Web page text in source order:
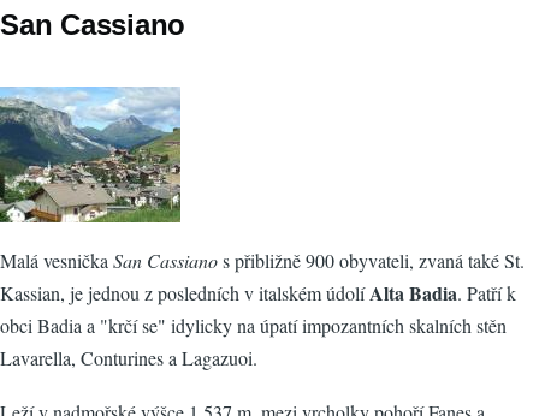
San Cassiano
Malá vesničkaSan Cassianos přibližně 900 obyvateli, zvaná také St.
Kassian, je jednou z posledních v italském údolíAlta Badia. Patří k
obci Badia a "krčí se" idylicky na úpatí impozantních skalních stěn
Lavarella, Conturines a Lagazuoi.